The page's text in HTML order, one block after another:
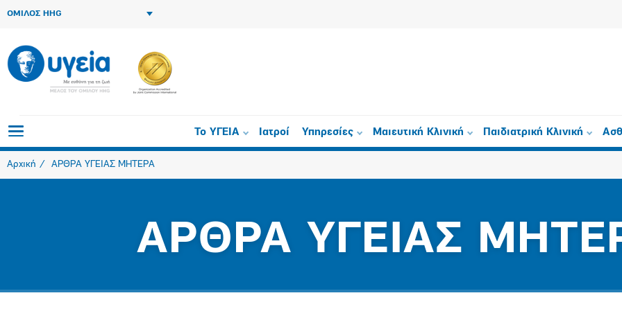
ΟΜΙΛΟΣ HHG
Το ΥΓΕΙΑ Ιατροί Υπηρεσίες Μαιευτική Κλινική Παιδιατρική Κλινική
Αρχική ΑΡΘΡΑ ΥΓΕΙΑΣ ΜΗΤΕΡΑ
ΑΡΘΡΑ ΥΓΕΙΑΣ